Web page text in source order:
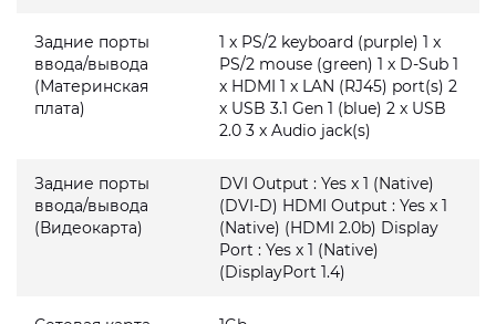
Задние порты
ввода/вывода
(Материнская
плата)
1 x PS/2 keyboard (purple) 1 x
PS/2 mouse (green) 1 x D-Sub 1
x HDMI 1 x LAN (RJ45) port(s) 2
x USB 3.1 Gen 1 (blue) 2 x USB
2.0 3 x Audio jack(s)
Задние порты
ввода/вывода
(Видеокарта)
DVI Output : Yes x 1 (Native)
(DVI-D) HDMI Output : Yes x 1
(Native) (HDMI 2.0b) Display
Port : Yes x 1 (Native)
(DisplayPort 1.4)